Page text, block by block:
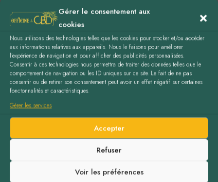
Gérer le consentement aux
cookies
Nous utilisons des technologies telles que les cookies pour stocker et/ou accéder
aux informations relatives aux appareils. Nous le faisons pour améliorer
l’expérience de navigation et pour afficher des publicités personnalisées.
Consentir à ces technologies nous permettra de traiter des données telles que le
comportement de navigation ou les ID uniques sur ce site. Le fait de ne pas
consentir ou de retirer son consentement peut avoir un effet négatif sur certaines
fonctonnalités et caractéristiques.
Gérer les services
Accepter
Refuser
Voir les préférences